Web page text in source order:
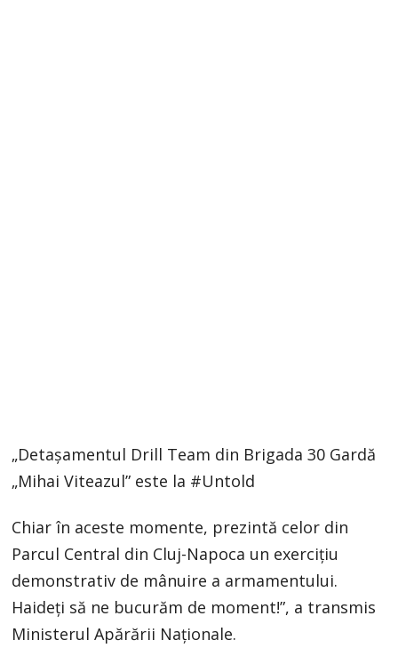
„Detașamentul Drill Team din Brigada 30 Gardă
„Mihai Viteazul” este la #Untold
Chiar în aceste momente, prezintă celor din
Parcul Central din Cluj-Napoca un exercițiu
demonstrativ de mânuire a armamentului.
Haideți să ne bucurăm de moment!”, a transmis
Ministerul Apărării Naționale.